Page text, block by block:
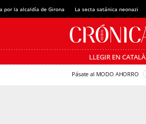
por la alcaldía de Girona La secta satánica neonazi
LLEGIR EN CATALÀ
Pásate al MODO AHORRO